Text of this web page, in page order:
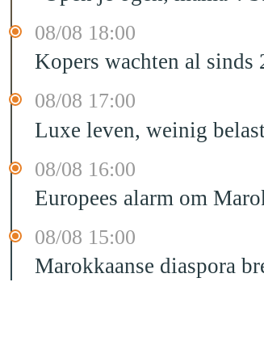
08/08 18:00
Kopers wachten al
08/08 17:00
Luxe leven, weinig
08/08 16:00
Europees alarm om
08/08 15:00
Marokkaanse diaspora